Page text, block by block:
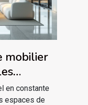
mobilier
en constante
espaces de